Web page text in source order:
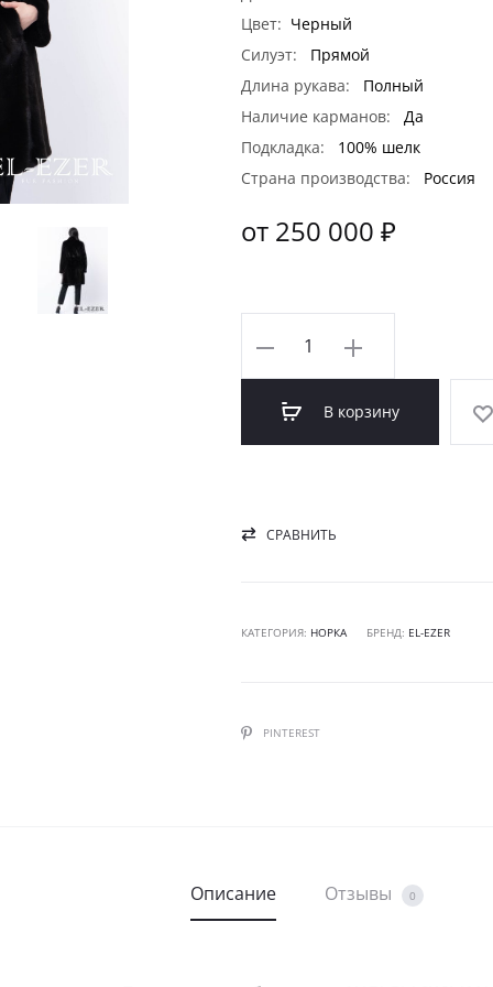
Цвет: Черный
Силуэт: Прямой
Длина рукава: Полный
Наличие карманов: Да
Подкладка: 100% шелк
Страна производства: Россия
от 250 000 ₽
Количество
НОРКА
NAFA
В корзину
СРАВНИТЬ
КАТЕГОРИЯ: НОРКА БРЕНД: EL-EZER
SHAREPINTEREST
Описание Отзывы 0